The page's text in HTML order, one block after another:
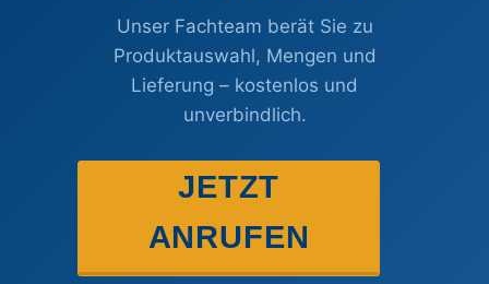
Unser Fachteam berät Sie zu
Produktauswahl, Mengen und
Lieferung – kostenlos und
unverbindlich.
JETZT
ANRUFEN